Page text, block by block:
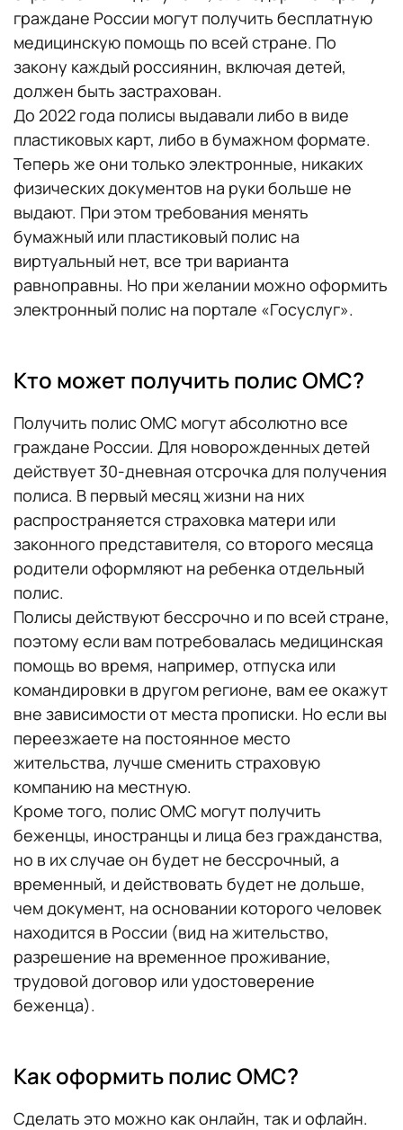
граждане России могут получить бесплатную
медицинскую помощь по всей стране. По
закону каждый россиянин, включая детей,
должен быть застрахован.
До 2022 года полисы выдавали либо в виде
пластиковых карт, либо в бумажном формате.
Теперь же они только электронные, никаких
физических документов на руки больше не
выдают. При этом требования менять
бумажный или пластиковый полис на
виртуальный нет, все три варианта
равноправны. Но при желании можно оформить
электронный полис на портале «Госуслуг».
Кто может получить полис ОМС?
Получить полис ОМС могут абсолютно все
граждане России. Для новорожденных детей
действует 30-дневная отсрочка для получения
полиса. В первый месяц жизни на них
распространяется страховка матери или
законного представителя, со второго месяца
родители оформляют на ребенка отдельный
полис.
Полисы действуют бессрочно и по всей стране,
поэтому если вам потребовалась медицинская
помощь во время, например, отпуска или
командировки в другом регионе, вам ее окажут
вне зависимости от места прописки. Но если вы
переезжаете на постоянное место
жительства, лучше сменить страховую
компанию на местную.
Кроме того, полис ОМС могут получить
беженцы, иностранцы и лица без гражданства,
но в их случае он будет не бессрочный, а
временный, и действовать будет не дольше,
чем документ, на основании которого человек
находится в России (вид на жительство,
разрешение на временное проживание,
трудовой договор или удостоверение
беженца).
Как оформить полис ОМС?
Сделать это можно как онлайн, так и офлайн.